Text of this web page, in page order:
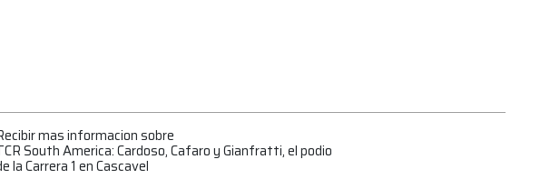
mas informacion sobre
South America: Cardoso, Cafaro y Gianfratti, el podio
la Carrera 1 en Cascavel